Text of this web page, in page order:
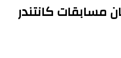
مسابقات کانتندر